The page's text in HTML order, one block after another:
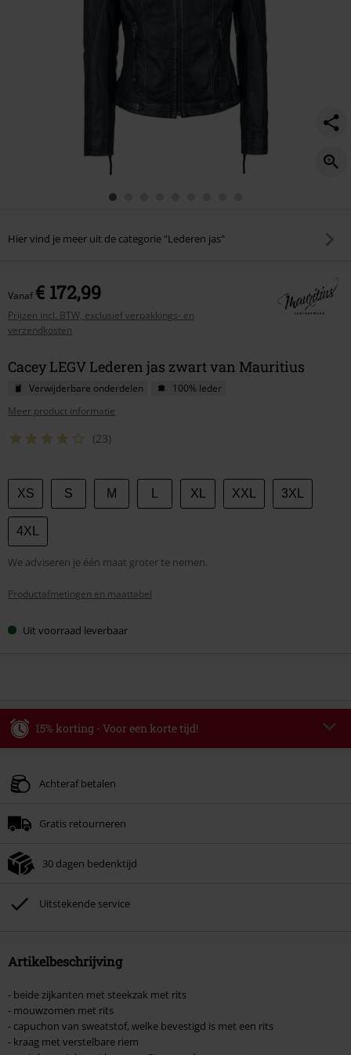
Hier vind je meer uit de categorie "Lederen jas"
Vanaf€ 172,99
Prijzen incl. BTW, exclusief verpakkings- en
verzendkosten
Cacey LEGV Lederen jas zwart van Mauritius
Verwijderbare onderdelen
100% leder
Meer product informatie
(23)
Kies
je
maat
XS S M XL XXL 3XL
4XL
We adviseren je één maat groter te nemen.
Productafmetingen en maattabel
Uit voorraad leverbaar
15% korting - Voor een korte tijd!
Geldig t/m 09-08-2026
Zodra je de code hebt ingevoerd, wordt de korting automatisch verrekend in
Kan niet gecombineerd worden met andere kortingscodes. Boeken, media,
Toten Hosen, Metality, cadeaubonnen en artikelen met een inbegrepen
donatie zijn uitgesloten van de korting.
Achteraf betalen
Gratis retourneren
30 dagen bedenktijd
Uitstekende service
Artikelbeschrijving
- beide zijkanten met steekzak met rits
- mouwzomen met rits
- capuchon van sweatstof, welke bevestigd is met een rits
- kraag met verstelbare riem